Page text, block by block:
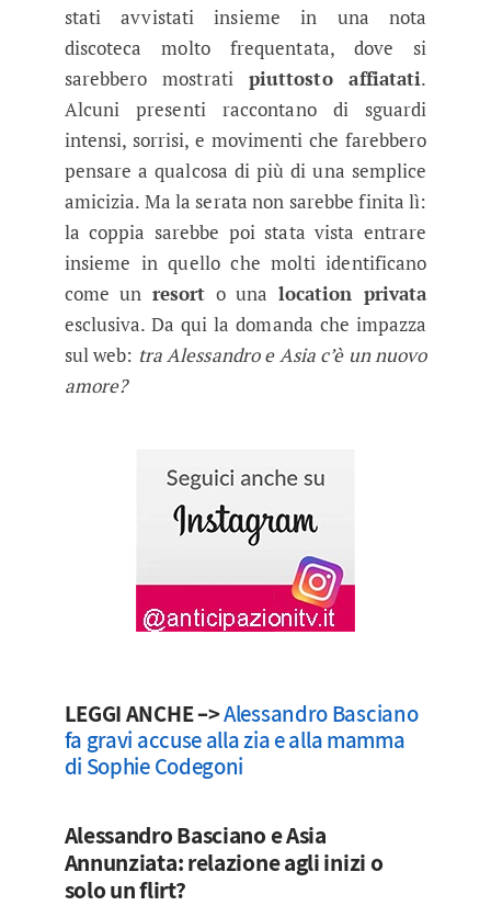
stati avvistati insieme in una nota
discoteca molto frequentata, dove si
sarebbero mostrati piuttosto affiatati.
Alcuni presenti raccontano di sguardi
intensi, sorrisi, e movimenti che farebbero
pensare a qualcosa di più di una semplice
amicizia. Ma la serata non sarebbe finita lì:
la coppia sarebbe poi stata vista entrare
insieme in quello che molti identificano
come un resort o una location privata
esclusiva. Da qui la domanda che impazza
sul web: tra Alessandro e Asia c’è un nuovo
amore?
LEGGI ANCHE –>Alessandro Basciano
fa gravi accuse alla zia e alla mamma
di Sophie Codegoni
Alessandro BascianoeAsia
Annunziata:relazione agli inizi o
solo un flirt?